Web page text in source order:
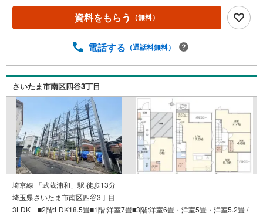
資料をもらう （無料）
電話する （通話料無料）
さいたま市南区四谷3丁目
埼京線 「武蔵浦和」駅 徒歩13分
埼玉県さいたま市南区四谷3丁目
3LDK ■2階:LDK18.5畳■1階:洋室7畳■3階:洋室6畳・洋室5畳・洋室5.2畳 /